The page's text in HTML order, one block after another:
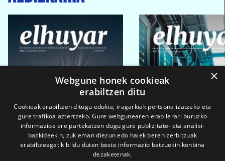
×
Webgune honek cookieak
erabiltzen ditu
Cookieak erabiltzen ditugu edukia, iragarkiak pertsonalizatzeko eta
gure trafikoa aztertzeko. Gure webgunearen erabilerari buruzko
informazioa ere partekatzen dugu gure publizitate- eta analisi-
bazkideekin, zuk eman diezun edo haiek beren zerbitzuak
erabiltzeagatik bildu duten beste informazio batzuekin konbina
dezaketenak.